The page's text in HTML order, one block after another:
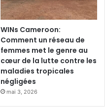
WINs Cameroon:
Comment un réseau de
femmes met le genre au
cœur de la lutte contre les
maladies tropicales
négligées
mai 3, 2026